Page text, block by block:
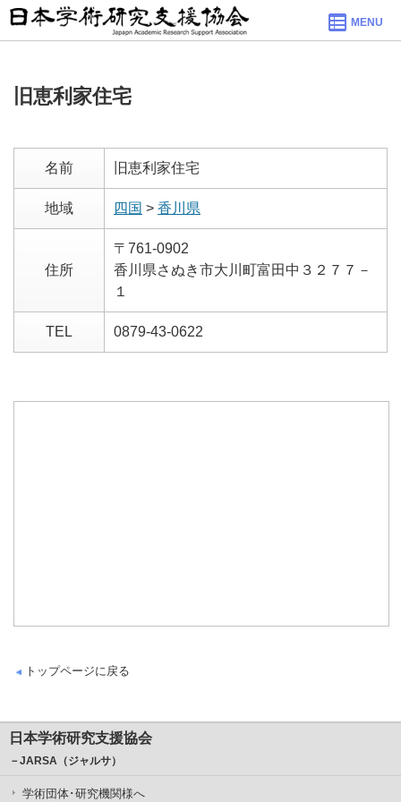
MENU
旧恵利家住宅
名前 旧恵利家住宅
地域 四国 > 香川県
住所
〒761-0902
香川県さぬき市大川町富田中３２７７－
１
TEL 0879-43-0622
トップページに戻る
日本学術研究支援協会
－JARSA（ジャルサ）
学術団体･研究機関様へ